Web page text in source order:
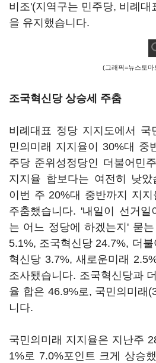
비조'(지역구는 민주당, 비례대
을 유지했습니다.
(그래픽=뉴스토마
조국혁신당 상승세 주춤
비례대표 정당 지지도에서 국
민의미래 지지율이 30%대 중
주당 준위성정당인 더불어민
지지율 합보다는 여전히 낮았
이번 주 20%대 중반까지 지지
주춤했습니다. '내일이 선거
는 어느 정당에 하겠는지' 묻
5.1%, 조국혁신당 24.7%, 더
혁신당 3.7%, 새로운미래
조사됐습니다. 조국혁신당과
율 합은 46.9%로, 국민의미래
니다.
국민의미래 지지율은 지난주
1%로 7.0%포인트 크게 상승